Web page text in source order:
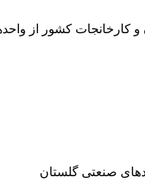
کارخانجات کشور از
صنعتی گلستان